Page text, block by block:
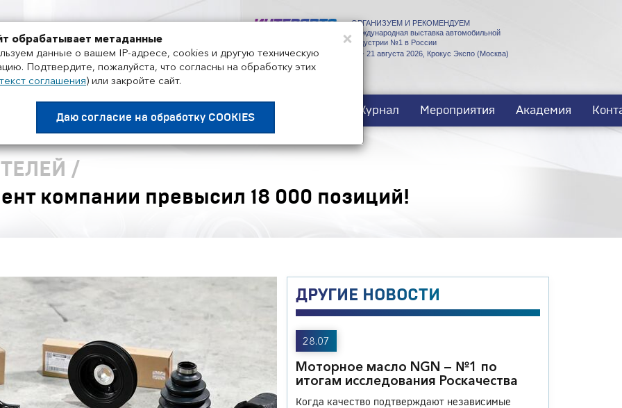
+7 495 858-52-99
ОРГАНИЗУЕМ И РЕКОМЕНДУЕМ
Международная выставка автомобильной
индустрии №1 в России
18 - 21 августа 2026, Крокус Экспо (Москва)
Журнал Мероприятия Академия
/
компании превысил 18 000 позиций!
ДРУГИЕ НОВОСТИ
28.07
Моторное масло NGN — №1 по
итогам исследования Роскачества
Когда качество подтверждают независимые
×
обрабатывает метаданные
данные о вашем IP-адресе, cookies и другую техническую
Подтвердите, пожалуйста, что согласны на обработку этих
текст соглашения) или закройте сайт.
Даю согласие на обработку COOKIES